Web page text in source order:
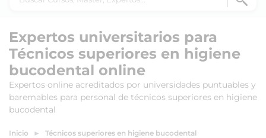
Expertos universitarios para
Técnicos superiores en higiene
bucodental online
Expertos online acreditados por universidades puntuables y
baremables para personal de técnicos superiores en higiene
bucodental
Inicio
Técnicos superiores en higiene bucodental